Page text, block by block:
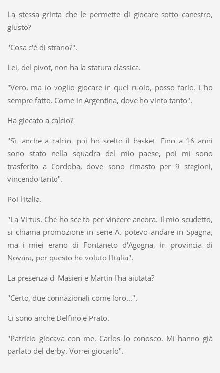
La stessa grinta che le permette di giocare sotto canestro,
giusto?
"Cosa c'è di strano?".
Lei, del pivot, non ha la statura classica.
"Vero, ma io voglio giocare in quel ruolo, posso farlo. L'ho
sempre fatto. Come in Argentina, dove ho vinto tanto".
Ha giocato a calcio?
"Sì, anche a calcio, poi ho scelto il basket. Fino a 16 anni
sono stato nella squadra del mio paese, poi mi sono
trasferito a Cordoba, dove sono rimasto per 9 stagioni,
vincendo tanto".
Poi l'Italia.
"La Virtus. Che ho scelto per vincere ancora. Il mio scudetto,
si chiama promozione in serie A. potevo andare in Spagna,
ma i miei erano di Fontaneto d'Agogna, in provincia di
Novara, per questo ho voluto l'Italia".
La presenza di Masieri e Martin l'ha aiutata?
"Certo, due connazionali come loro...".
Ci sono anche Delfino e Prato.
"Patricio giocava con me, Carlos lo conosco. Mi hanno già
parlato del derby. Vorrei giocarlo".